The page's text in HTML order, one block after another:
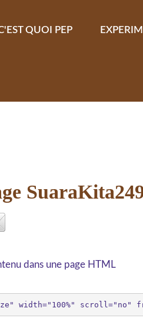
QUOI PEP
dans une page HTML